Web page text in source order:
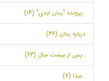
..پرونده "رمان ابدی" (14)
درباره رمان (36)
..پس از بیست سال (23)
..سدا (7)